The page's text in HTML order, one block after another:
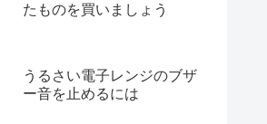
たものを買いましょう
うるさい電子レンジのブザ
ー音を止めるには